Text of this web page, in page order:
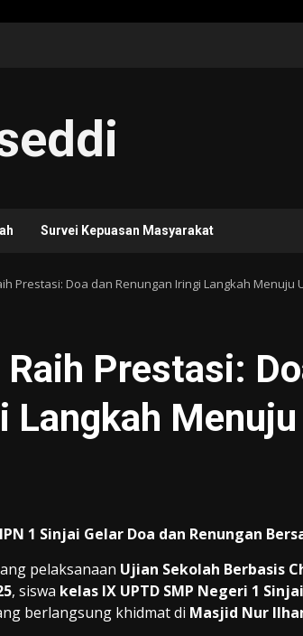
Survei Kepuasan Masyarakat
Prestasi: Doa dan Renungan Iringi Langkah Menuju
Prestasi:
Langkah
1 Sinjai Gelar Doa dan Renungan
pelaksanaan Ujian Sekolah Berbasis
, siswa kelas IX UPTD SMP Negeri 1 Sinjai
berlangsung khidmat di Masjid Nur